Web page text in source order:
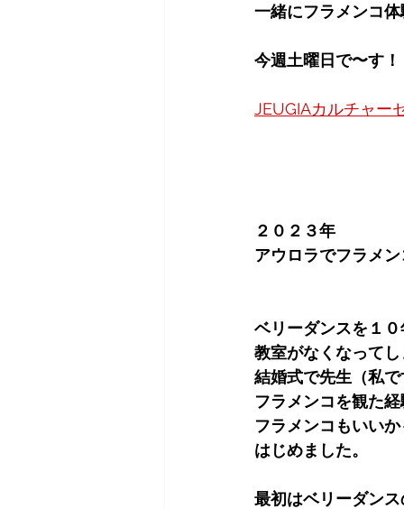
一緒にフラメンコ
今週土曜日で〜す！
JEUGIAカルチャー
２０２３年
アウロラでフラメ
ベリーダンスを１
教室がなくなってし
結婚式で先生（私
フラメンコを観た経
フラメンコもいい
はじめました。
最初はベリーダン